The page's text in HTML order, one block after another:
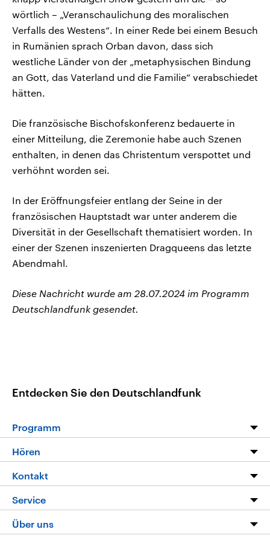
wörtlich – „Veranschaulichung des moralischen
Verfalls des Westens“. In einer Rede bei einem Besuch
in Rumänien sprach Orban davon, dass sich
westliche Länder von der „metaphysischen Bindung
an Gott, das Vaterland und die Familie“ verabschiedet
hätten.
Die französische Bischofskonferenz bedauerte in
einer Mitteilung, die Zeremonie habe auch Szenen
enthalten, in denen das Christentum verspottet und
verhöhnt worden sei.
In der Eröffnungsfeier entlang der Seine in der
französischen Hauptstadt war unter anderem die
Diversität in der Gesellschaft thematisiert worden. In
einer der Szenen inszenierten Dragqueens das letzte
Abendmahl.
Diese Nachricht wurde am 28.07.2024 im Programm
Deutschlandfunk gesendet.
Entdecken Sie den Deutschlandfunk
Programm
Programm
Die Nachrichten
Nachrichtenleicht
Neue Beiträge auf dlf.de
Hören
Livestream
Podcasts
Deutschlandfunk App
Kontakt
Hörerservice
Service
FAQ
Über uns